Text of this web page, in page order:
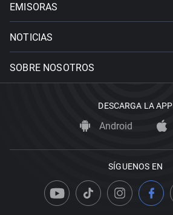
EMISORAS
NOTICIAS
SOBRE NOSOTROS
DESCARGA LA APP
Android
SÍGUENOS EN